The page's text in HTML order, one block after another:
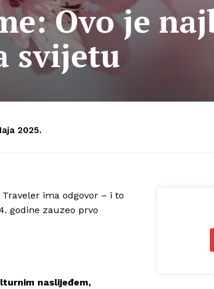
Ovo je
svijetu
2025.
ima odgovor – i to
godine zauzeo prvo
naslijeđem,